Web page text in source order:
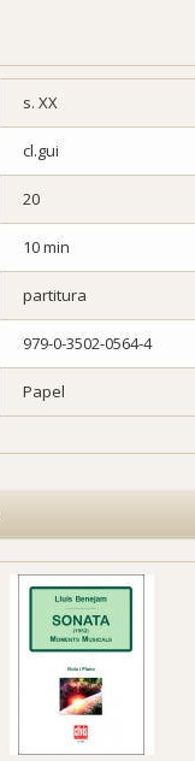
s. XX
cl.gui
20
10 min
partitura
979-0-3502-0564-4
Papel